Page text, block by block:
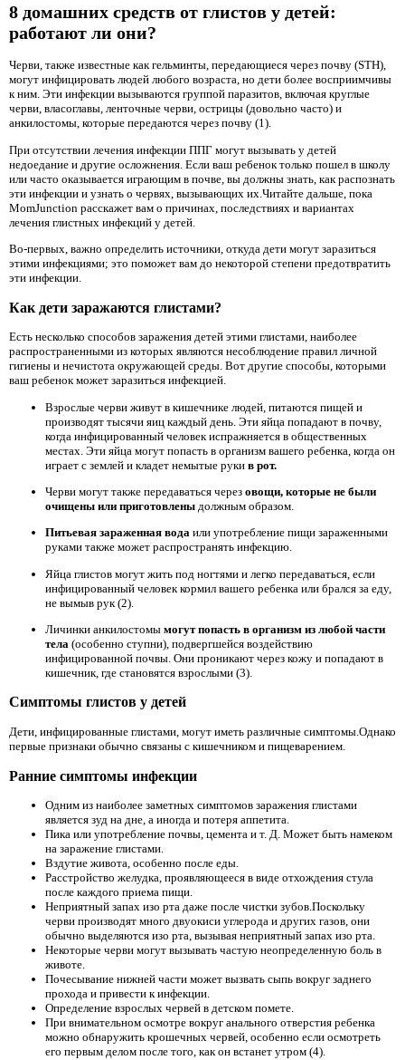
8 домашних средств от глистов у детей:
работают ли они?
Черви, также известные как гельминты, передающиеся через почву (STH),
могут инфицировать людей любого возраста, но дети более восприимчивы
к ним. Эти инфекции вызываются группой паразитов, включая круглые
черви, власоглавы, ленточные черви, острицы (довольно часто) и
анкилостомы, которые передаются через почву (1).
При отсутствии лечения инфекции ППГ могут вызывать у детей
недоедание и другие осложнения. Если ваш ребенок только пошел в школу
или часто оказывается играющим в почве, вы должны знать, как распознать
эти инфекции и узнать о червях, вызывающих их.Читайте дальше, пока
MomJunction расскажет вам о причинах, последствиях и вариантах
лечения глистных инфекций у детей.
Во-первых, важно определить источники, откуда дети могут заразиться
этими инфекциями; это поможет вам до некоторой степени предотвратить
эти инфекции.
Как дети заражаются глистами?
Есть несколько способов заражения детей этими глистами, наиболее
распространенными из которых являются несоблюдение правил личной
гигиены и нечистота окружающей среды. Вот другие способы, которыми
ваш ребенок может заразиться инфекцией.
Взрослые черви живут в кишечнике людей, питаются пищей и
производят тысячи яиц каждый день. Эти яйца попадают в почву,
когда инфицированный человек испражняется в общественных
местах. Эти яйца могут попасть в организм вашего ребенка, когда он
играет с землей и кладет немытые руки в рот.
Черви могут также передаваться через овощи, которые не были
очищены или приготовлены должным образом.
Питьевая зараженная вода или употребление пищи зараженными
руками также может распространять инфекцию.
Яйца глистов могут жить под ногтями и легко передаваться, если
инфицированный человек кормил вашего ребенка или брался за еду,
не вымыв рук (2).
Личинки анкилостомы могут попасть в организм из любой части
тела (особенно ступни), подвергшейся воздействию
инфицированной почвы. Они проникают через кожу и попадают в
кишечник, где становятся взрослыми (3).
Симптомы глистов у детей
Дети, инфицированные глистами, могут иметь различные симптомы.Однако
первые признаки обычно связаны с кишечником и пищеварением.
Ранние симптомы инфекции
Одним из наиболее заметных симптомов заражения глистами
является зуд на дне, а иногда и потеря аппетита.
Пика или употребление почвы, цемента и т. Д. Может быть намеком
на заражение глистами.
Вздутие живота, особенно после еды.
Расстройство желудка, проявляющееся в виде отхождения стула
после каждого приема пищи.
Неприятный запах изо рта даже после чистки зубов.Поскольку
черви производят много двуокиси углерода и других газов, они
обычно выделяются изо рта, вызывая неприятный запах изо рта.
Некоторые черви могут вызывать частую неопределенную боль в
животе.
Почесывание нижней части может вызвать сыпь вокруг заднего
прохода и привести к инфекции.
Определение взрослых червей в детском помете.
При внимательном осмотре вокруг анального отверстия ребенка
можно обнаружить крошечных червей, особенно если осмотреть
его первым делом после того, как он встанет утром (4).